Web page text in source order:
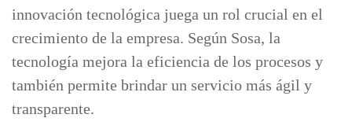
innovación tecnológica juega un rol crucial en el
crecimiento de la empresa. Según Sosa, la
tecnología mejora la eficiencia de los procesos y
también permite brindar un servicio más ágil y
transparente.